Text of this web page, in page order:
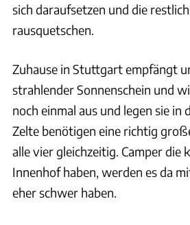
sich daraufsetzen und die
rausquetschen.
Zuhause in Stuttgart empfängt
strahlender Sonnenschein und
noch einmal aus und legen sie in
Zelte benötigen eine richtig
alle vier gleichzeitig. Camper die
Innenhof haben, werden es da
eher schwer haben.